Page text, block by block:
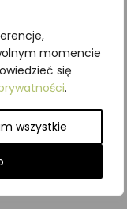
momencie
się
.
wszystkie
PTAKI
zł z VAT
do koszyka